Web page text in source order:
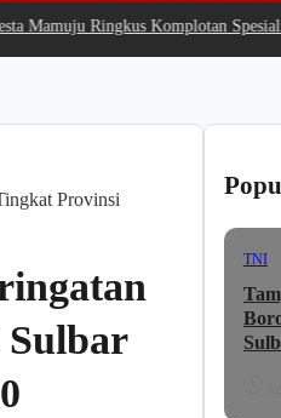
Ringkus Komplotan Spesialis
Provinsi
TNI